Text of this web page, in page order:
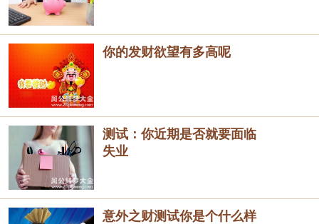
你的发财欲望有多高呢
测试：你近期是否就要面临
失业
意外之财测试你是个什么样